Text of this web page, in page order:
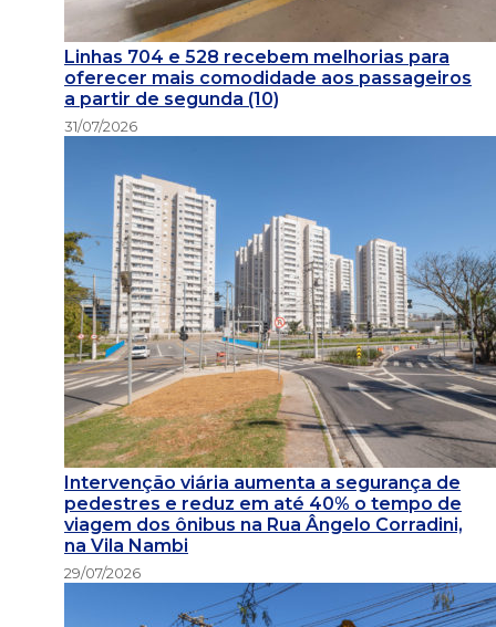
Linhas 704 e 528 recebem melhorias para
oferecer mais comodidade aos passageiros
a partir de segunda (10)
31/07/2026
Intervenção viária aumenta a segurança de
pedestres e reduz em até 40% o tempo de
viagem dos ônibus na Rua Ângelo Corradini,
na Vila Nambi
29/07/2026